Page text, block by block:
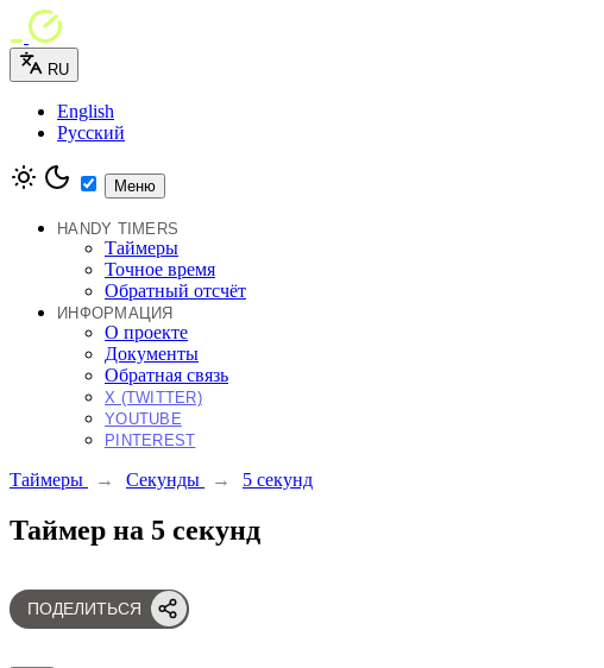
RU
English
Русский
Меню
HANDY TIMERS
Таймеры
Точное время
Обратный отсчёт
ИНФОРМАЦИЯ
О проекте
Документы
Обратная связь
X (TWITTER)
YOUTUBE
PINTEREST
Таймеры → Секунды → 5 секунд
Таймер на 5 секунд
ПОДЕЛИТЬСЯ